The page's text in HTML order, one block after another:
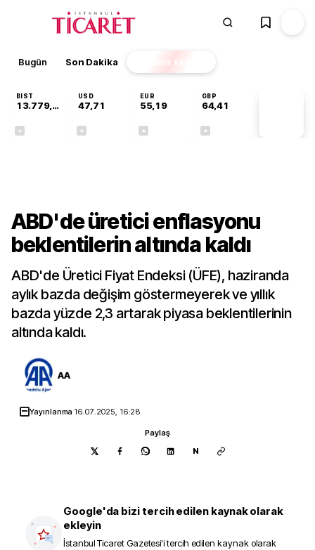
Bugün Son Dakika Finans EKSTRA
BIST
13.779,39
USD
47,71
EUR
55,19
GBP
64,41
ABD'de üretici enflasyonu
beklentilerin altında kaldı
ABD'de Üretici Fiyat Endeksi (ÜFE), haziranda
aylık bazda değişim göstermeyerek ve yıllık
bazda yüzde 2,3 artarak piyasa beklentilerinin
altında kaldı.
AA
Yayınlanma 16.07.2025, 16:28
Paylaş
N
Google'da bizi tercih edilen kaynak olarak
ekleyin
İstanbul Ticaret Gazetesi'i tercih edilen kaynak olarak